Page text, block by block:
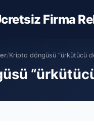
Firma
/Kripto döngüsü “ürkütücü